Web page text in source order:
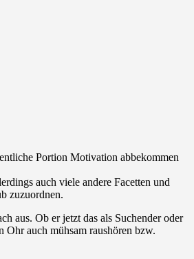
Portion Motivation abbekommen
auch viele andere Facetten und
zuzuordnen.
aus. Ob er jetzt das als Suchender oder
auch mühsam raushören bzw.